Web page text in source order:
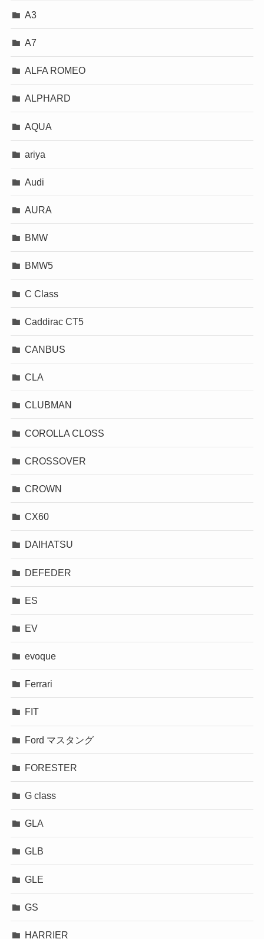
A3
A7
ALFA ROMEO
ALPHARD
AQUA
ariya
Audi
AURA
BMW
BMW5
C Class
Caddirac CT5
CANBUS
CLA
CLUBMAN
COROLLA CLOSS
CROSSOVER
CROWN
CX60
DAIHATSU
DEFEDER
ES
EV
evoque
Ferrari
FIT
Ford マスタング
FORESTER
G class
GLA
GLB
GLE
GS
HARRIER